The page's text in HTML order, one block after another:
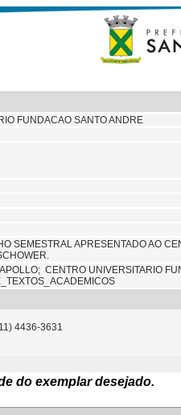
FUNDACAO SANTO ANDRE
SEMESTRAL APRESENTADO AO
CENTRO UNIVERSITARIO
4436-3631
do exemplar desejado.